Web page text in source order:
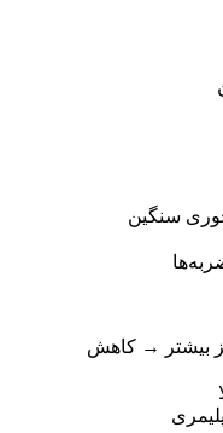
سنگین
بیشتر → کاهش